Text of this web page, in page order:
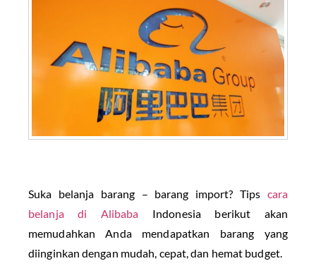
Suka belanja barang – barang import? Tips cara
belanja di Alibaba Indonesia berikut akan
memudahkan Anda mendapatkan barang yang
diinginkan dengan mudah, cepat, dan hemat budget.